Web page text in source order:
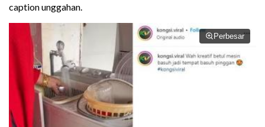
caption unggahan.
Perbesar